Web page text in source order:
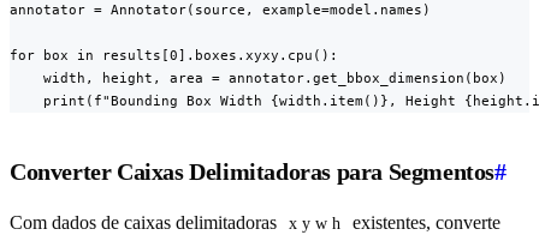
annotator = Annotator(source, example=model.names)
for box in results[0].boxes.xyxy.cpu():
    width, height, area = annotator.get_bbox_dimension(box)
print(f"Bounding Box Width {width.item()}, Height
Converter Caixas Delimitadoras para Segmentos#
Com dados de caixas delimitadoras x y w h
existentes, converte